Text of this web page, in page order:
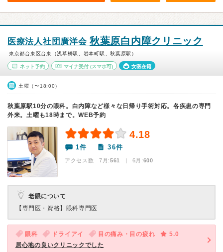
医療法人社団廣洋会 秋葉原白内障クリニック
東京都台東区台東（浅草橋駅、岩本町駅、秋葉原駅）
ネット予約 マイナ受付(スマホ可) 女医在籍
土曜（〜18:00）
秋葉原駅10分の眼科。白内障など様々な日帰り手術対応。各疾患の専門
外来。土曜も18時まで。WEB予約
4.18
1件 36件
アクセス数 7月:561 | 6月:600
老眼について
【専門医・資格】 眼科専門医
眼科 ドライアイ 目の痛み・目の疲れ
5.0
居心地の良いクリニックでした